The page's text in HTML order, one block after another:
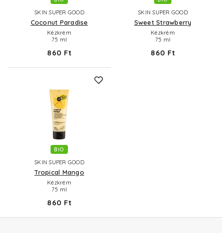
SKIN SUPER GOOD
Coconut Paradise
Kézkrém
75 ml
860 Ft
SKIN SUPER GOOD
Sweet Strawberry
Kézkrém
75 ml
860 Ft
BIO
SKIN SUPER GOOD
Tropical Mango
Kézkrém
75 ml
860 Ft